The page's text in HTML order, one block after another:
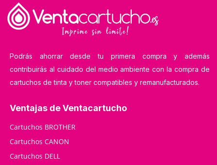
Podrás ahorrar desde tu primera compra y además
contribuirás al cuidado del medio ambiente con la compra de
cartuchos de tinta y toner compatibles y remanufacturados.
Ventajas de Ventacartucho
Cartuchos BROTHER
Cartuchos CANON
Cartuchos DELL